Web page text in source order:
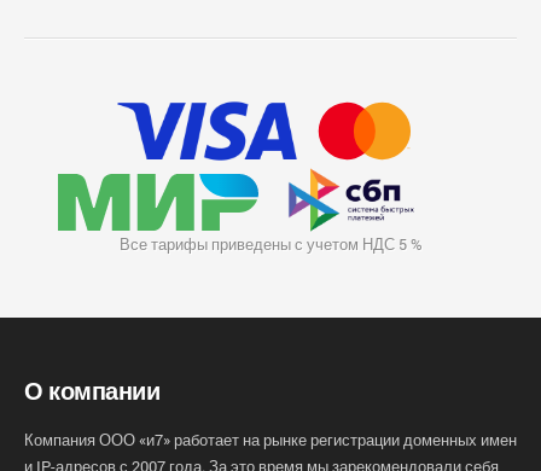
Все тарифы приведены с учетом НДС 5 %
О компании
Компания ООО «и7» работает на рынке регистрации доменных имен
и IP-адресов с 2007 года. За это время мы зарекомендовали себя